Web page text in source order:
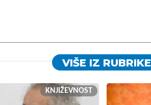
VIŠE IZ RUBRIKE
KNJIŽEVNOST